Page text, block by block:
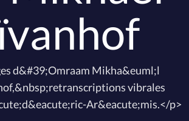
d&#39;Omraam Mikha&euml;l
vibrales
Ar&eacute;mis.</p>